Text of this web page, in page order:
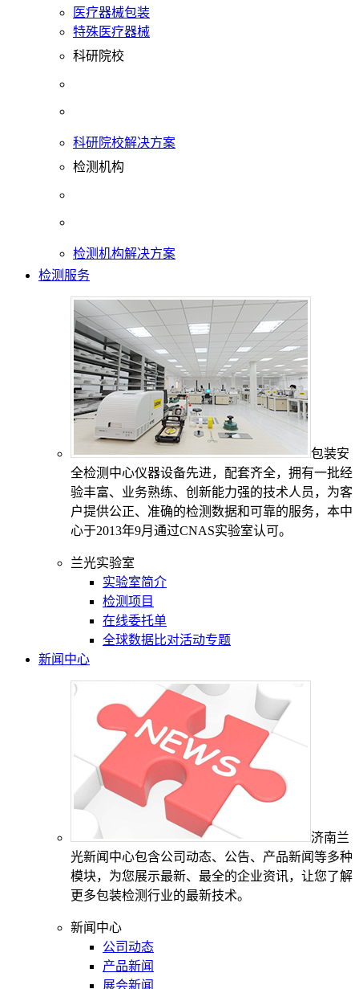
医疗器械包装
特殊医疗器械
科研院校
科研院校解决方案
检测机构
检测机构解决方案
检测服务
包装安
全检测中心仪器设备先进，配套齐全，拥有一批经
验丰富、业务熟练、创新能力强的技术人员，为客
户提供公正、准确的检测数据和可靠的服务，本中
心于2013年9月通过CNAS实验室认可。
兰光实验室
实验室简介
检测项目
在线委托单
全球数据比对活动专题
新闻中心
济南兰
光新闻中心包含公司动态、公告、产品新闻等多种
模块，为您展示最新、最全的企业资讯，让您了解
更多包装检测行业的最新技术。
新闻中心
公司动态
产品新闻
展会新闻